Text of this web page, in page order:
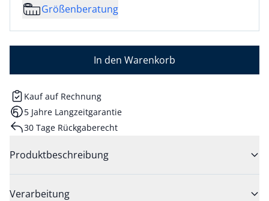
Größenberatung
In den Warenkorb
Kauf auf Rechnung
5 Jahre Langzeitgarantie
30 Tage Rückgaberecht
Produktbeschreibung
Verarbeitung